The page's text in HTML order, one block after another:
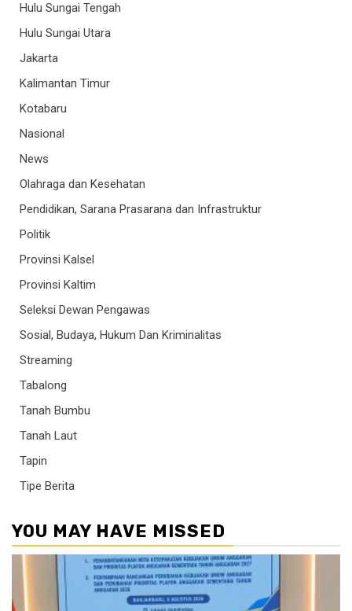
Hulu Sungai Tengah
Hulu Sungai Utara
Jakarta
Kalimantan Timur
Kotabaru
Nasional
News
Olahraga dan Kesehatan
Pendidikan, Sarana Prasarana dan Infrastruktur
Politik
Provinsi Kalsel
Provinsi Kaltim
Seleksi Dewan Pengawas
Sosial, Budaya, Hukum Dan Kriminalitas
Streaming
Tabalong
Tanah Bumbu
Tanah Laut
Tapin
Tipe Berita
YOU MAY HAVE MISSED